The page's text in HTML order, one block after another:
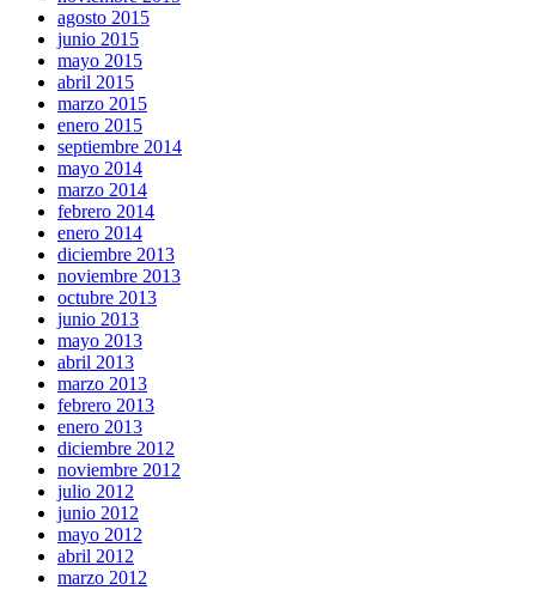
agosto 2015
junio 2015
mayo 2015
abril 2015
marzo 2015
enero 2015
septiembre 2014
mayo 2014
marzo 2014
febrero 2014
enero 2014
diciembre 2013
noviembre 2013
octubre 2013
junio 2013
mayo 2013
abril 2013
marzo 2013
febrero 2013
enero 2013
diciembre 2012
noviembre 2012
julio 2012
junio 2012
mayo 2012
abril 2012
marzo 2012